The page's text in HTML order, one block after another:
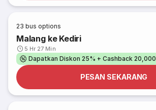
23 bus options
Malang ke Kediri
5 Hr 27 Min
Dapatkan Diskon 25% + Cashback 20,000
PESAN SEKARANG